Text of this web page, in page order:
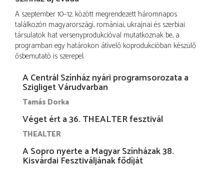
A szeptember 10–12. között megrendezett háromnapos
találkozón magyarországi, romániai, ukrajnai és szerbiai
társulatok hat versenyprodukcióval mutatkoznak be, a
programban egy határokon átívelő koprodukcióban készülő
ősbemutató is szerepel.
A Centrál Színház nyári programsorozata a
Szigliget Várudvarban
Tamás Dorka
Véget ért a 36. THEALTER fesztivál
THEALTER
A Sopro nyerte a Magyar Színházak 38.
Kisvárdai Fesztiváljának fődíját